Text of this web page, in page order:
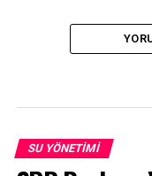
SU YÖNETIMI